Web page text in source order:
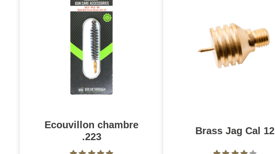
Ecouvillon chambre
.223
Brass Jag Cal 12